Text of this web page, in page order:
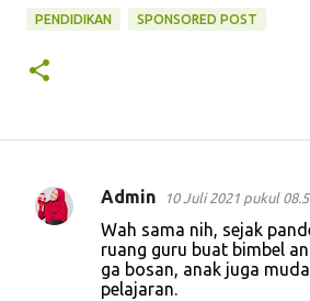
PENDIDIKAN SPONSORED POST
K
Admin 10 Juli 2021 pukul
Wah sama nih, sejak
ruang guru buat bimbel
ga bosan, anak juga
pelajaran.